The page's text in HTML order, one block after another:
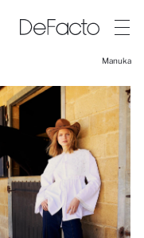
Manuka